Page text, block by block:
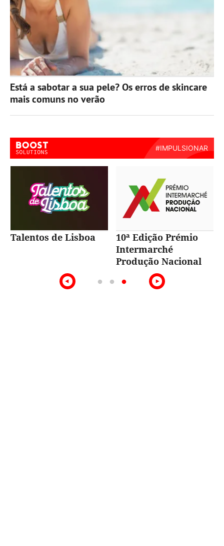
Está a sabotar a sua pele? Os erros de skincare
mais comuns no verão
Talentos de Lisboa
10ª Edição Prémio
Intermarché
Produção Nacional